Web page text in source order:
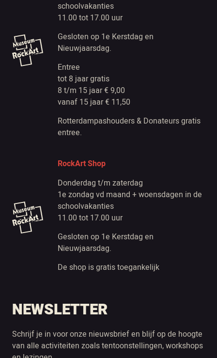
schoolvakanties
11.00 tot 17.00 uur
Gesloten op 1e Kerstdag en
Nieuwjaarsdag.
Entree
tot 8 jaar gratis
8 t/m 15 jaar € 9,00
vanaf 15 jaar € 11,50
Rotterdampashouders & Donateurs gratis
entree.
RockArt Shop
Donderdag t/m zaterdag
1e zondag vd maand + woensdagen in de
schoolvakanties
11.00 tot 17.00 uur
Gesloten op 1e Kerstdag en
Nieuwjaarsdag.
De shop is gratis toegankelijk
NEWSLETTER
Schrijf je in voor onze nieuwsbrief en blijf op de hoogte
van alle activiteiten zoals tentoonstellingen, workshops